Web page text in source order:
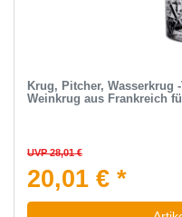
Krug, Pitcher, Wasserkrug
Weinkrug aus Frankreich
UVP 28,01 €
20,01 € *